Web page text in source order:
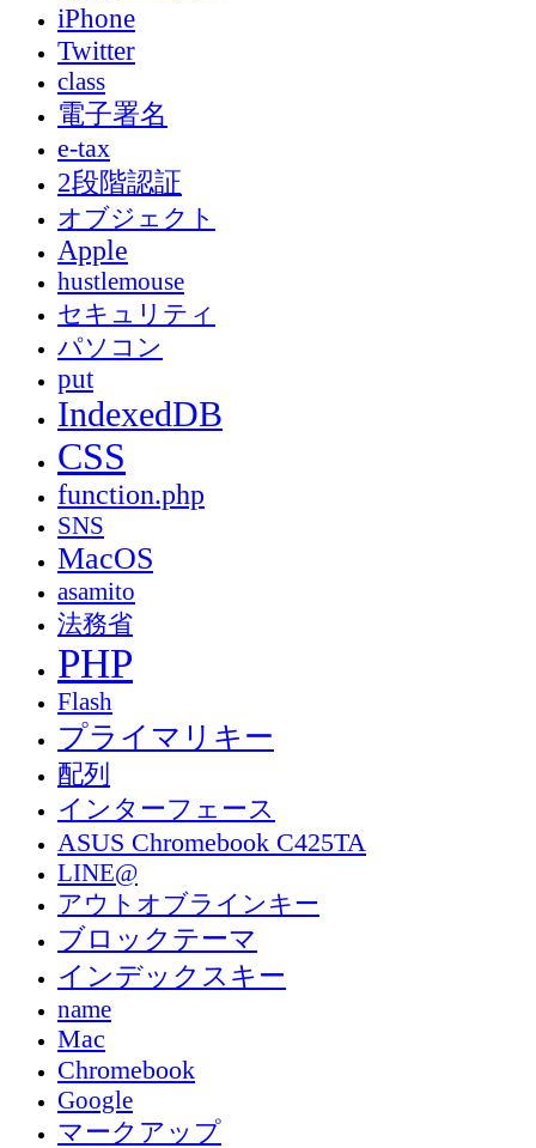
iPhone
Twitter
class
電子署名
e-tax
2段階認証
オブジェクト
Apple
hustlemouse
セキュリティ
パソコン
put
IndexedDB
CSS
function.php
SNS
MacOS
asamito
法務省
PHP
Flash
プライマリキー
配列
インターフェース
ASUS Chromebook C425TA
LINE@
アウトオブラインキー
ブロックテーマ
インデックスキー
name
Mac
Chromebook
Google
マークアップ